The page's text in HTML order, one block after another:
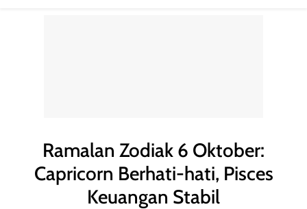
Ramalan Zodiak 6 Oktober:
Capricorn Berhati-hati, Pisces
Keuangan Stabil